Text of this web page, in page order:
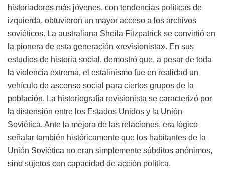
historiadores más jóvenes, con tendencias políticas de
izquierda, obtuvieron un mayor acceso a los archivos
soviéticos. La australiana Sheila Fitzpatrick se convirtió en
la pionera de esta generación «revisionista». En sus
estudios de historia social, demostró que, a pesar de toda
la violencia extrema, el estalinismo fue en realidad un
vehículo de ascenso social para ciertos grupos de la
población. La historiografía revisionista se caracterizó por
la distensión entre los Estados Unidos y la Unión
Soviética. Ante la mejora de las relaciones, era lógico
señalar también históricamente que los habitantes de la
Unión Soviética no eran simplemente súbditos anónimos,
sino sujetos con capacidad de acción política.